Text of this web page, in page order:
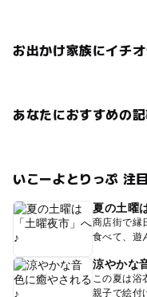
お出かけ家族にイチ
あなたにおすすめの
いこーよとりっぷ 注
夏の土曜
商店街で縁
食べて、遊
涼やかな
この夏は浴
親子で絵付